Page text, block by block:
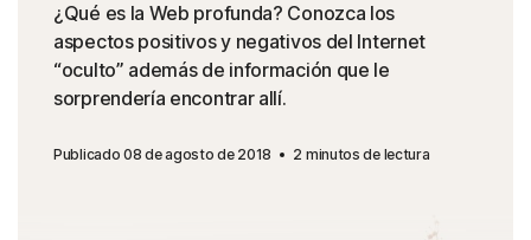
Iniciar sesión
¿Qué es la Web profunda? Conozca los
aspectos positivos y negativos del Internet
“oculto” además de información que le
sorprendería encontrar allí.
Publicado 08 de agosto de 2018 2 minutos de lectura